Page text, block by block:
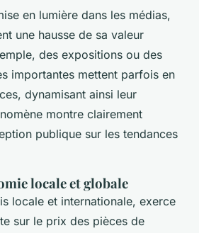
en lumière dans les médias,
une hausse de sa valeur
des expositions ou des
importantes mettent parfois en
dynamisant ainsi leur
montre clairement
publique sur les tendances
locale et globale
locale et internationale, exerce
sur le prix des pièces de